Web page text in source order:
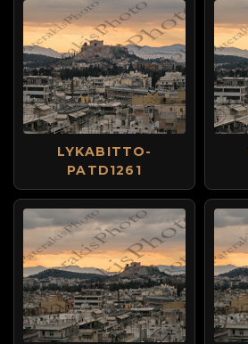
LYKABITTO-
PATD1261